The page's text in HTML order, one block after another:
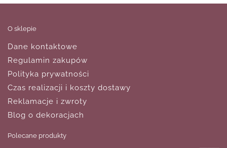
O sklepie
Dane kontaktowe
Regulamin zakupów
Polityka prywatności
Czas realizacji i koszty dostawy
Reklamacje i zwroty
Blog o dekoracjach
Polecane produkty